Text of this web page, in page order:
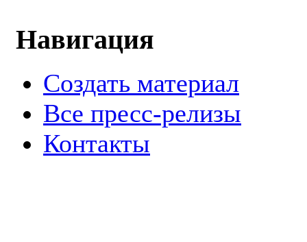
Навигация
Создать материал
Все пресс-релизы
Контакты